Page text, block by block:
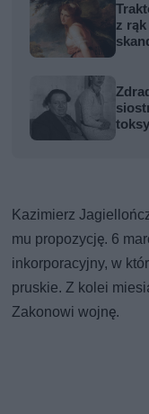
z
Kazimierz
mu propozycję. 6
inkorporacyjny, w
pruskie. Z kolei
Zakonowi wojnę.